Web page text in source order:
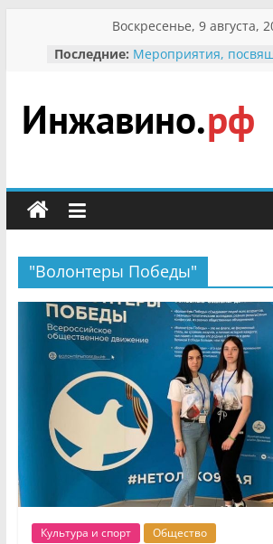
содержимому
Воскресенье, 9 августа,
Последние: Мероприятия,
гражданин
участнице Великой
Отечественной,
Безопасность в сети
мероприятии
первоцветы!»
В вольере
заповедника
суслики
Инжавино.рф
сельский
портал
"Волонтеры Победы"
Культура и спорт Общество